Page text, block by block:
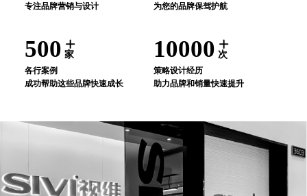
专注品牌营销与设计
为您的品牌保驾护航
500 家
各⾏案例
成功帮助这些品牌快速成⻓
10000 次
策略设计经历
助⼒品牌和销量快速提升